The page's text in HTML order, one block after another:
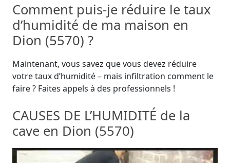
Comment puis-je réduire le taux
d’humidité de ma maison en
Dion (5570) ?
Maintenant, vous savez que vous devez réduire
votre taux d’humidité – mais infiltration comment le
faire ? Faites appels à des professionnels !
CAUSES DE L’HUMIDITÉ de la
cave en Dion (5570)